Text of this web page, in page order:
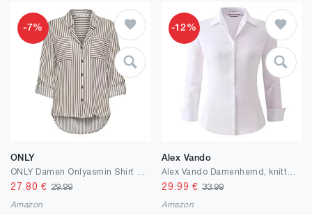
-7%
ONLY
27.80 €29.99
Amazon
-12%
Alex Vando
29.99 € 33.99
Amazon